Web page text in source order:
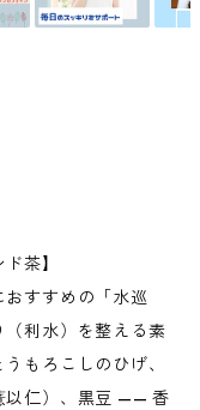
茶】
すすめの「水巡
利水）を整える素
もろこしのひげ、
以仁）、黒豆 —— 香